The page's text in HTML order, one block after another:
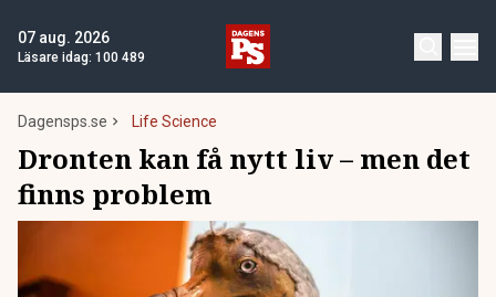
07 aug. 2026
Läsare idag: 100 489
Dagensps.se Life Science
Dronten kan få nytt liv – men det
finns problem